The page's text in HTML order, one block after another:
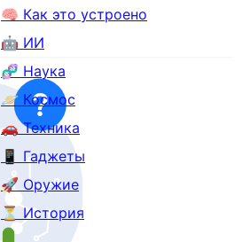
🧠 Как это устроено
🤖 ИИ
🧬 Наука
🪐 Космос
🚗 Техника
📱 Гаджеты
🚀 Оружие
⏳ История